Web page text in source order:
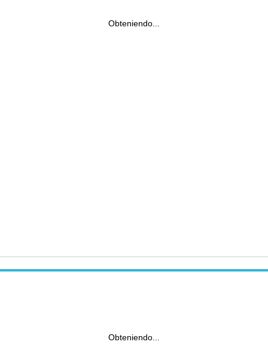
Obteniendo...
Obteniendo...